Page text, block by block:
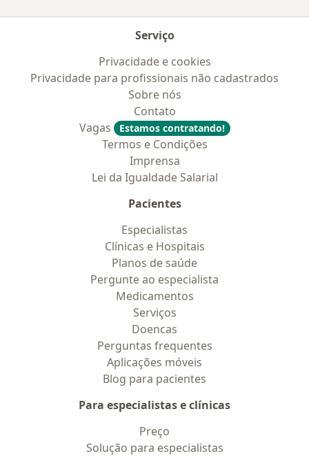
Serviço
Privacidade e cookies
Privacidade para profissionais não cadastrados
Sobre nós
Contato
Vagas
Estamos contratando!
Termos e Condições
Imprensa
Lei da Igualdade Salarial
Pacientes
Especialistas
Clínicas e Hospitais
Planos de saúde
Pergunte ao especialista
Medicamentos
Serviços
Doencas
Perguntas frequentes
Aplicações móveis
Blog para pacientes
Para especialistas e clínicas
Preço
Solução para especialistas